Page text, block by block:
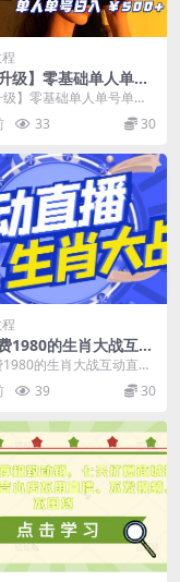
级】零基础单人单号
，不说话，不露脸，
超皮实快手无人直播
级】零基础单人单号单晚5
话，不露脸，4月最新超
人直...
33 30
1980的生肖大战互动
持抖音【全套脚本
】
的生肖大战互动直
抖音【全套脚本+详细教
最新的...
39 30